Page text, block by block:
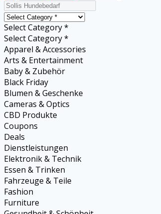
Select Category *
Select Category *
Apparel & Accessories
Arts & Entertainment
Baby & Zubehör
Black Friday
Blumen & Geschenke
Cameras & Optics
CBD Produkte
Coupons
Deals
Dienstleistungen
Elektronik & Technik
Essen & Trinken
Fahrzeuge & Teile
Fashion
Furniture